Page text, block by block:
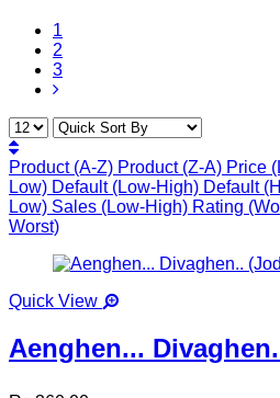
1
2
3
Product (A-Z) Product (Z-A) Price
Low) Default (Low-High) Default
Low) Sales (Low-High) Rating
Worst)
Quick View
Aenghen...